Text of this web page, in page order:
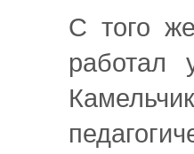
С того
работал